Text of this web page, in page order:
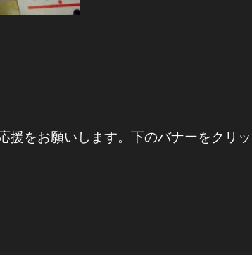
をお願いします。下のバナーをクリッ